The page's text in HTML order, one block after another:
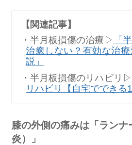
【関連記事】
半月板損傷の治療▷
「
治癒しない？有効な治
説」
半月板損傷のリハビリ▷
リハビリ【自宅でできる
膝の外側の痛みは「ランナ
炎）」